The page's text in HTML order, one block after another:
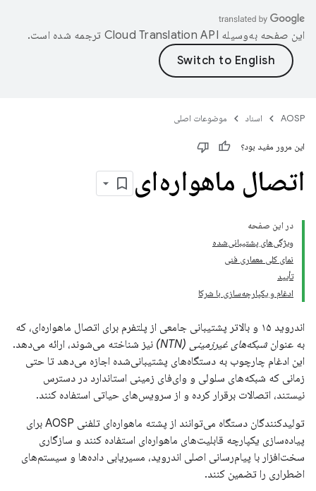
این صفحه به‌وسیله ترجمه شده است.
AOSP اسناد موضوعات اصلی
این مرور مفید بود؟
اتصال ماهواره‌ای
در این صفحه
ویژگی‌های پشتیبانی‌شده
نمای کلی معماری فنی
تأیید
ادغام و یکپارچه‌سازی با شرکا
اندروید ۱۵ و بالاتر پشتیبانی جامعی از پلتفرم برای اتصال ماهواره‌ای، که
به عنوانشبکه‌های غیرزمینی (NTN)
نیز شناخته می‌شوند، ارائه می‌دهد.
این ادغام چارچوب به دستگاه‌های پشتیبانی‌شده اجازه می‌دهد تا حتی
زمانی که شبکه‌های سلولی و وای‌فای زمینی استاندارد در دسترس
نیستند، اتصالات برقرار کرده و از سرویس‌های حیاتی استفاده کنند.
تولیدکنندگان دستگاه می‌توانند از پشته ماهواره‌ای تلفنی AOSP برای
پیاده‌سازی یکپارچه قابلیت‌های ماهواره‌ای استفاده کنند و سازگاری
سخت‌افزار با پیام‌رسانی اصلی اندروید، مسیریابی داده‌ها و سیستم‌های
اضطراری را تضمین کنند.